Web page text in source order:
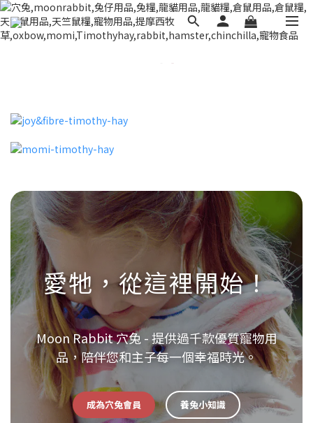
愛牠，從這裡開始！
Moon Rabbit 穴兔 - 提供過千款優質寵物用
品，陪伴您和主子每一個幸福時光。
成為穴兔會員 養兔小知識